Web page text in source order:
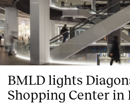
BMLD lights
Shopping Center in